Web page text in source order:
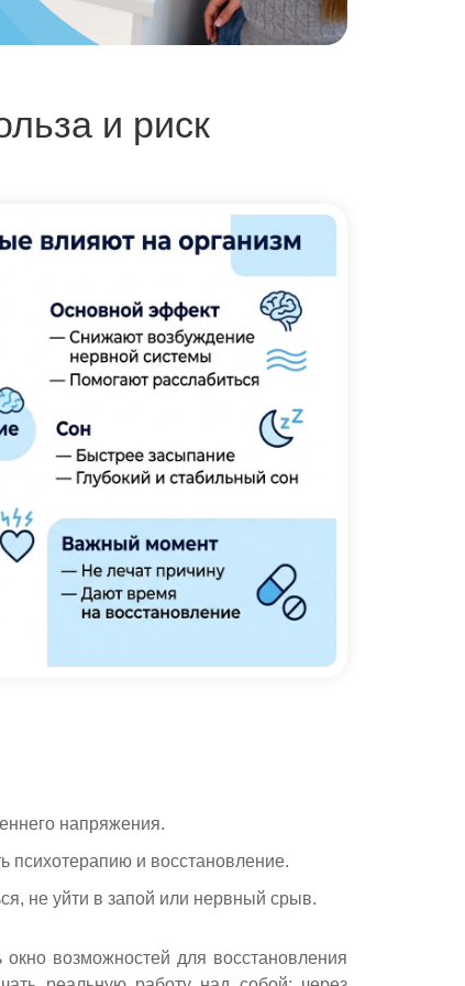
и риск
напряжения.
психотерапию и восстановление.
не уйти в запой или нервный срыв.
возможностей для восстановления